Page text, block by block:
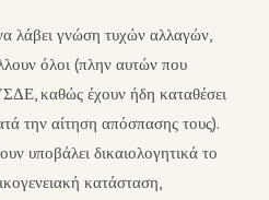
λάβει γνώση τυχών αλλαγών,
όλοι (πλην αυτών που
καθώς έχουν ήδη καταθέσει
την αίτηση απόσπασης τους).
υποβάλει δικαιολογητικά το
κατάσταση,